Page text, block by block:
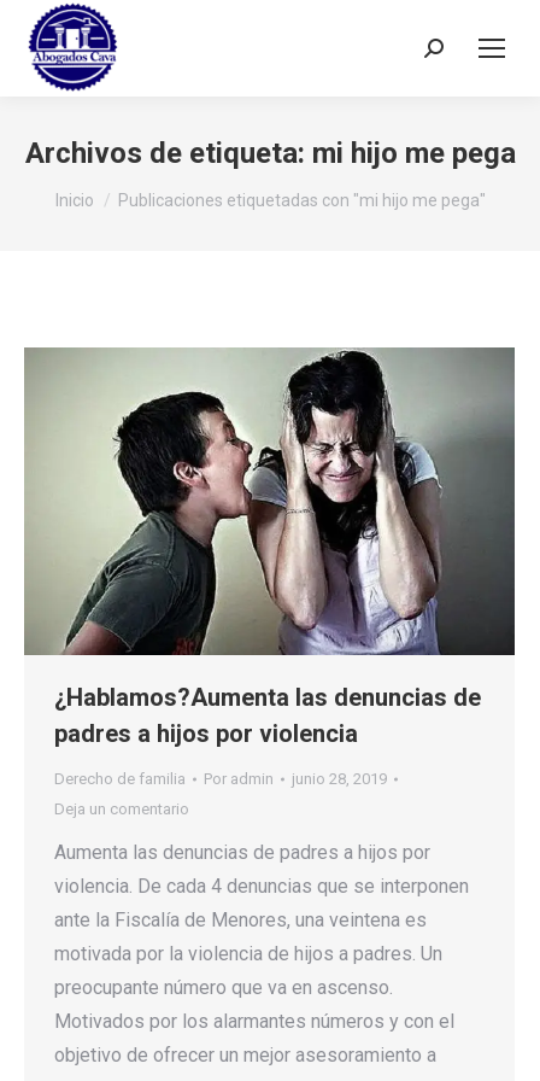
Buscar:
Archivos de etiqueta: mi hijo me pega
Estás aquí:
Inicio Publicaciones etiquetadas con "mi hijo me pega"
¿Hablamos?Aumenta las denuncias de
padres a hijos por violencia
Derecho de familia Por admin
junio 28, 2019
Deja un comentario
Aumenta las denuncias de padres a hijos por
violencia. De cada 4 denuncias que se interponen
ante la Fiscalía de Menores, una veintena es
motivada por la violencia de hijos a padres. Un
preocupante número que va en ascenso.
Motivados por los alarmantes números y con el
objetivo de ofrecer un mejor asesoramiento a